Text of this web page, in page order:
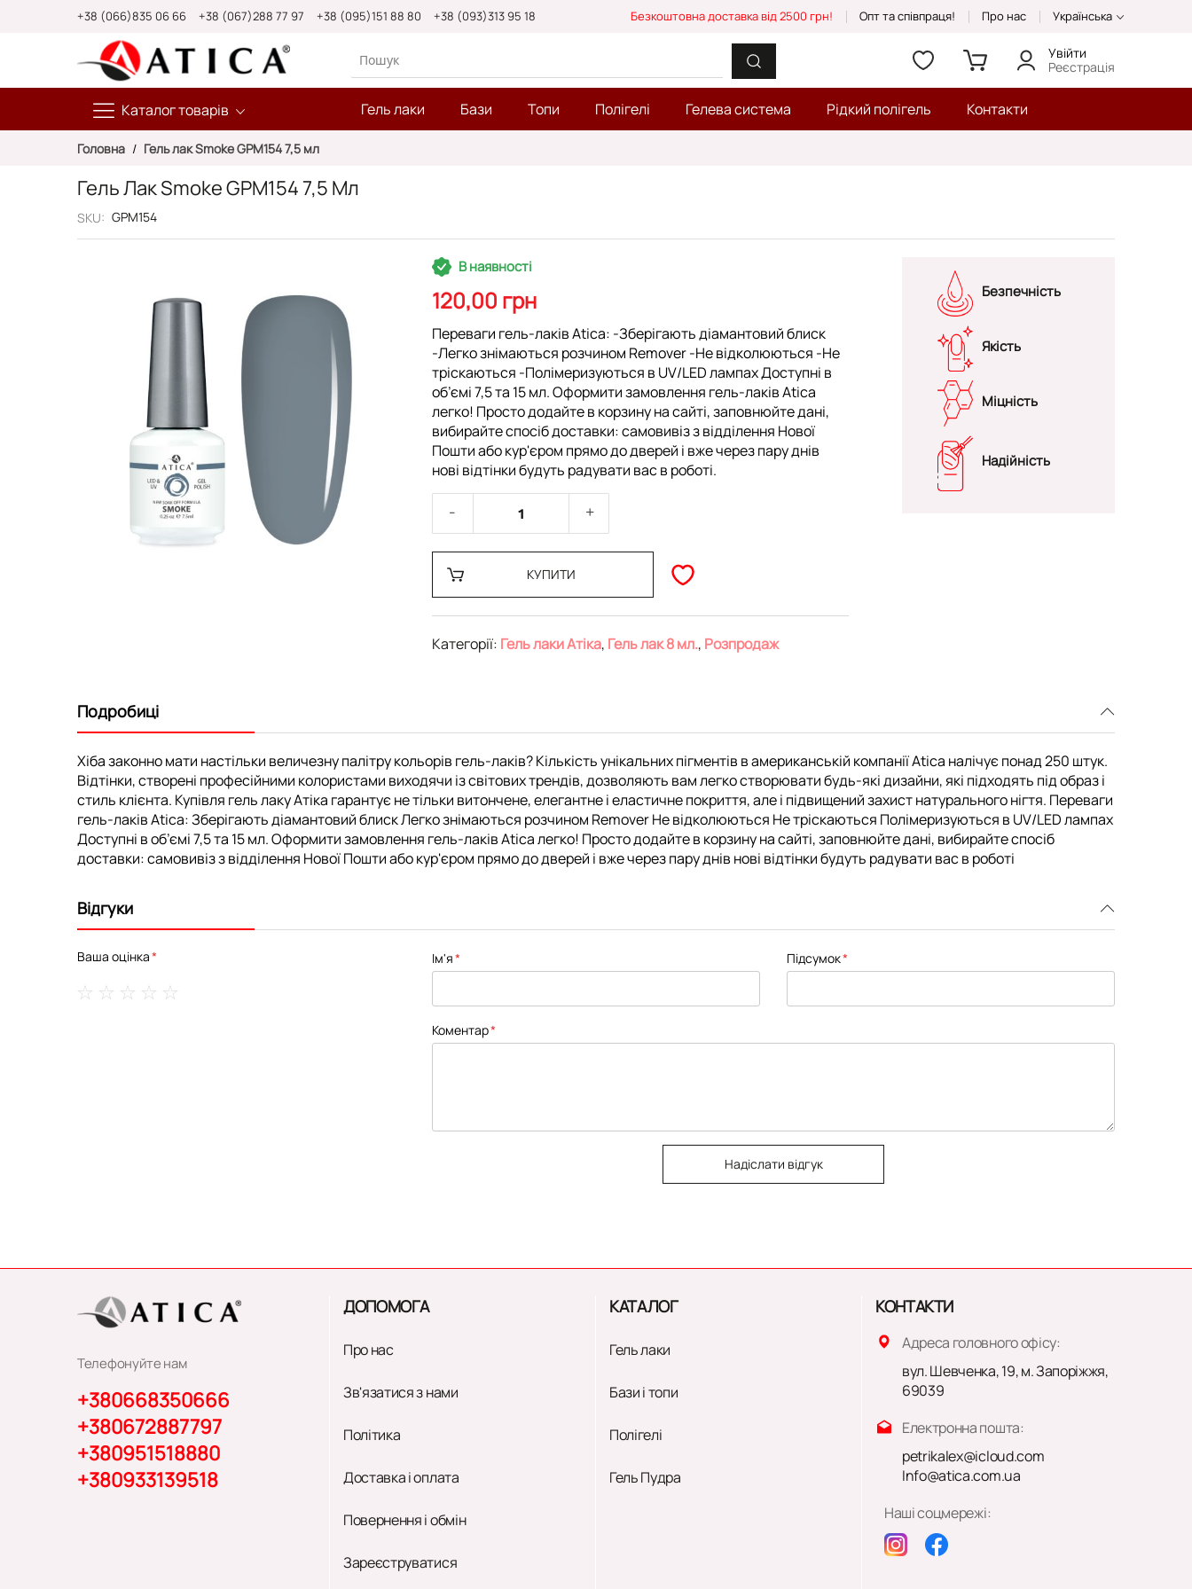
+38 (066)835 06 66 +38 (067)288 77 97 +38 (095)151 88 80 +38 (093)313 95 18 Безкоштовна доставка від 2500 грн! Опт та співпраця! Про нас Українська
Каталог товарів
Увійти
Реєстрація
Гель лаки Бази Топи Полігелі Гелева система Рідкий полігель Контакти
Головна Гель лак Smoke GPM154 7,5 мл
Гель Лак Smoke GPM154 7,5 Мл
SKU GPM154
В наявності
120,00 грн
Переваги гель-лаків Atica: -Зберігають діамантовий блиск
-Легко знімаються розчином Remover -Не відколюються -Не
тріскаються -Полімеризуються в UV/LED лампах Доступні в
об’ємі 7,5 та 15 мл. Оформити замовлення гель-лаків Atica
легко! Просто додайте в корзину на сайті, заповнюйте дані,
вибирайте спосіб доставки: самовивіз з відділення Нової
Пошти або кур'єром прямо до дверей і вже через пару днів
нові відтінки будуть радувати вас в роботі.
КУПИТИ
Категорії: Гель лаки Атіка, Гель лак 8 мл., Розпродаж
Безпечність
Якість
Міцність
Надійність
Подробиці
Хіба законно мати настільки величезну палітру кольорів гель-лаків? Кількість унікальних пігментів в американській компанії Atica налічує понад 250 штук.
Відтінки, створені професійними колористами виходячи із світових трендів, дозволяють вам легко створювати будь-які дизайни, які підходять під образ і
стиль клієнта. Купівля гель лаку Атіка гарантує не тільки витончене, елегантне і еластичне покриття, але і підвищений захист натурального нігтя. Переваги
гель-лаків Atica: Зберігають діамантовий блиск Легко знімаються розчином Remover Не відколюються Не тріскаються Полімеризуються в UV/LED лампах
Доступні в об’ємі 7,5 та 15 мл. Оформити замовлення гель-лаків Atica легко! Просто додайте в корзину на сайті, заповнюйте дані, вибирайте спосіб
доставки: самовивіз з відділення Нової Пошти або кур'єром прямо до дверей і вже через пару днів нові відтінки будуть радувати вас в роботі
Відгуки
Ваша оцінка Ім'я Підсумок
Коментар
Надіслати відгук
Телефонуйте нам
+380668350666
+380672887797
+380951518880
+380933139518
ДОПОМОГА
Про нас
Зв'язатися з нами
Політика
Доставка і оплата
Повернення і обмін
Зареєструватися
КАТАЛОГ
Гель лаки
Бази і топи
Полігелі
Гель Пудра
КОНТАКТИ
Адреса головного офісу:
вул. Шевченка, 19, м. Запоріжжя,
69039
Електронна пошта:
petrikalex@icloud.com
Info@atica.com.ua
Наші соцмережі: